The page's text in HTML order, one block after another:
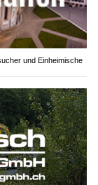
und Einheimische